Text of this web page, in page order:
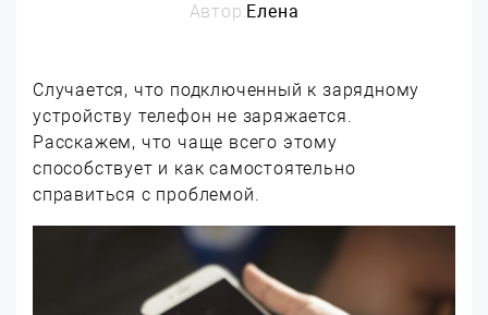
Автор:Елена
Случается, что подключенный к зарядному
устройству телефон не заряжается.
Расскажем, что чаще всего этому
способствует и как самостоятельно
справиться с проблемой.